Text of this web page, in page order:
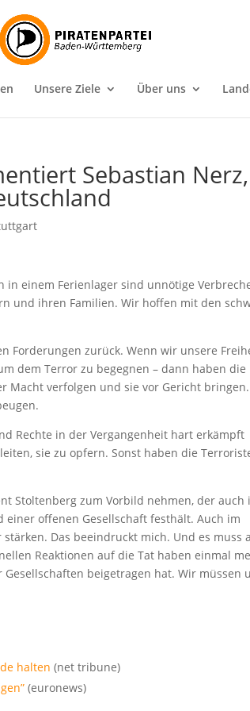
Unsere Ziele Über uns
Sebastian Nerz,
in einem Ferienlager sind unnötige
und ihren Familien. Wir hoffen mit den
Forderungen zurück. Wenn wir unsere
dem Terror zu begegnen – dann haben die
Macht verfolgen und sie vor Gericht bringen.
Rechte in der Vergangenheit hart erkämpft
sie zu opfern. Sonst haben die
Stoltenberg zum Vorbild nehmen, der auch
einer offenen Gesellschaft festhält. Auch im
Das beeindruckt mich. Und es muss
Reaktionen auf die Tat haben einmal
beigetragen hat. Wir müssen
halten (net tribune)
(euronews)